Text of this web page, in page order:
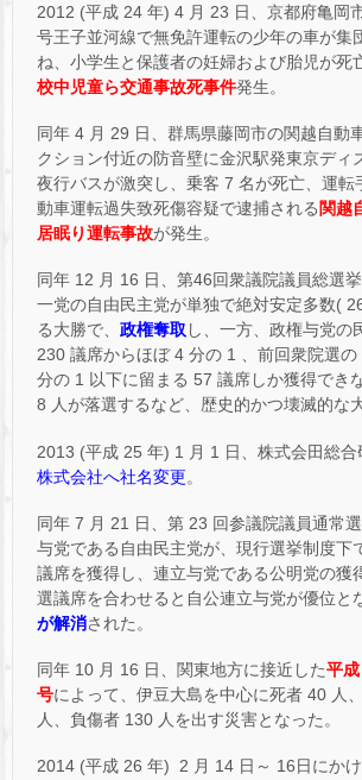
2012 (平成 24 年) 4 月 23 日、京都府亀岡
号王子並河線で無免許運転の少年の車が集
ね、小学生と保護者の妊婦および胎児が死
校中児童ら交通事故死事件発生。
同年 4 月 29 日、群馬県藤岡市の関越自動
クション付近の防音壁に金沢駅発東京ディ
夜行バスが激突し、乗客 7 名が死亡、運転
動車運転過失致死傷容疑で逮捕される 関越
居眠り運転事故が発生。
同年 12 月 16 日、第46回衆議院議員総選
一党の自由民主党が単独で絶対安定多数(
る大勝で、 政権奪取 し、一方、政権与党の
230 議席からほぼ 4 分の 1 、前回衆院選
分の 1 以下に留まる 57 議席しか獲得でき
8 人が落選するなど、歴史的かつ壊滅的な
2013 (平成 25 年) 1 月 1 日、株式会田総合
株式会社へ社名変更。
同年 7 月 21 日、第 23 回参議院議員通常
与党である自由民主党が、現行選挙制度下
議席を獲得し、連立与党である公明党の獲
選議席を合わせると自公連立与党が優位と
が解消された。
同年 10 月 16 日、関東地方に接近した平
号によって、伊豆大島を中心に死者 40 人
人、負傷者 130 人を出す災害となった。
2014 (平成 26 年) 2 月 14 日～ 16日にか